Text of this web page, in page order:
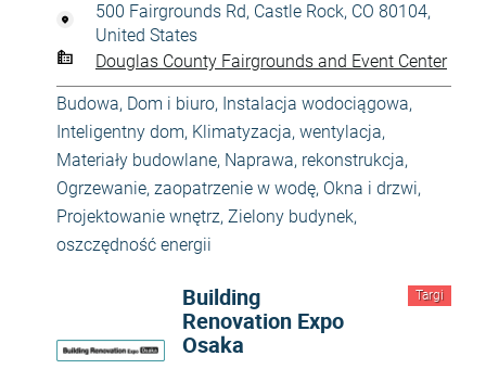
500 Fairgrounds Rd, Castle Rock, CO 80104,
United States
Douglas County Fairgrounds and Event Center
Budowa, Dom i biuro, Instalacja wodociągowa,
Inteligentny dom, Klimatyzacja, wentylacja,
Materiały budowlane, Naprawa, rekonstrukcja,
Ogrzewanie, zaopatrzenie w wodę, Okna i drzwi,
Projektowanie wnętrz, Zielony budynek,
oszczędność energii
Targi
Building
Renovation Expo
Osaka